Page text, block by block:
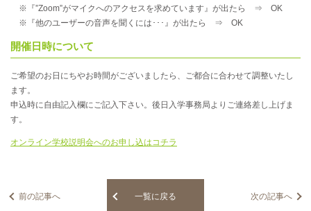
※『”Zoom”がマイクへのアクセスを求めています』が出たら ⇒ OK
※『他のユーザーの音声を聞くには･･･』が出たら ⇒ OK
開催日時について
ご希望のお日にちやお時間がございましたら、ご都合に合わせて調整いたし
ます。
申込時に自由記入欄にご記入下さい。後日入学事務局よりご連絡差し上げま
す。
オンライン学校説明会へのお申し込はコチラ
前の記事へ 一覧に戻る 次の記事へ